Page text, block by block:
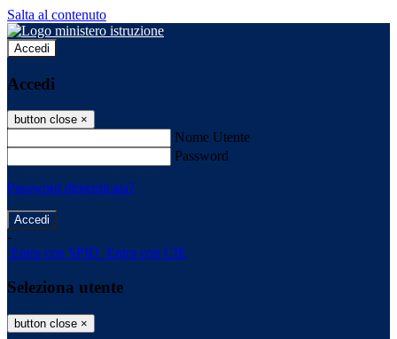
Salta al contenuto
Accedi
Accedi
button close ×
Nome Utente
Password
Password dimenticata?
-
Entra con SPID Entra con CIE
Seleziona utente
button close ×